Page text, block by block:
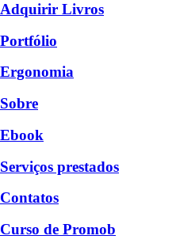
Adquirir Livros
Portfólio
Ergonomia
Sobre
Ebook
Serviços prestados
Contatos
Curso de Promob